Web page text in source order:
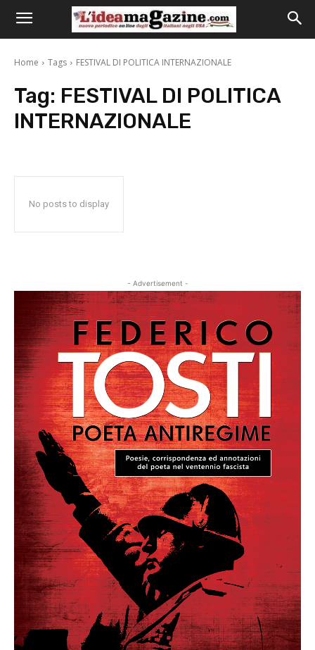
Home Tags FESTIVAL DI POLITICA INTERNAZIONALE
Tag: FESTIVAL DI POLITICA
INTERNAZIONALE
No posts to display
- Advertisement -